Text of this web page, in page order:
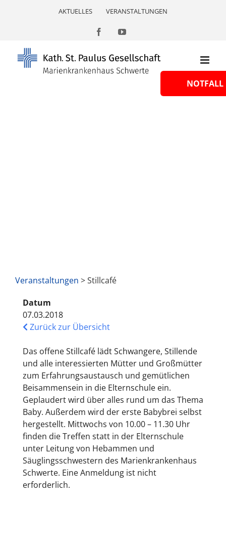
AKTUELLES VERANSTALTUNGEN
FacebookYouTube
Veranstaltungen > Stillcafé
Datum
07.03.2018
Zurück zur Übersicht
Das offene Stillcafé lädt Schwangere, Stillende
und alle interessierten Mütter und Großmütter
zum Erfahrungsaustausch und gemütlichen
Beisammensein in die Elternschule ein.
Geplaudert wird über alles rund um das Thema
Baby. Außerdem wird der erste Babybrei selbst
hergestellt. Mittwochs von 10.00 – 11.30 Uhr
finden die Treffen statt in der Elternschule
unter Leitung von Hebammen und
Säuglingsschwestern des Marienkrankenhaus
Schwerte. Eine Anmeldung ist nicht
erforderlich.
NOTFALL